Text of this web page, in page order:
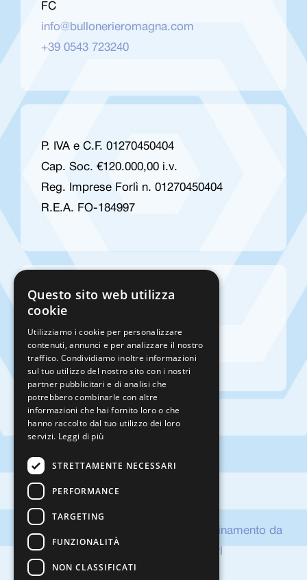
FC
info@bullonerieromagna.com
+39 0543 723240
P. IVA e C.F. 01270450404
Cap. Soc. €120.000,00 i.v.
Reg. Imprese Forlì n. 01270450404
R.E.A. FO-184997
Condizioni generali di vendita
Privacy Policy
Cookies Policy
Società soggetta a direzione e coordinamento da
parte di VIPA HOLDING srl
Questo sito web utilizza
cookie
Utilizziamo i cookie per personalizzare
contenuti, annunci e per analizzare il nostro
traffico. Condividiamo inoltre informazioni
sul tuo utilizzo del nostro sito con i nostri
partner pubblicitari e di analisi che
potrebbero combinarle con altre
informazioni che hai fornito loro o che
hanno raccolto dal tuo utilizzo dei loro
servizi. Leggi di più
STRETTAMENTE NECESSARI
PERFORMANCE
TARGETING
FUNZIONALITÀ
NON CLASSIFICATI